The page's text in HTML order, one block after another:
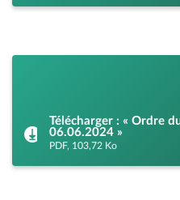
Télécharger : « Ordre
06.06.2024 »
PDF, 103,72 Ko